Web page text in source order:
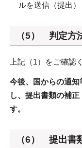
ルを送信（提出）
（5） 判定方
上記（1）をご確認
今後、国からの通
し、提出書類の補
す。
（6） 提出書